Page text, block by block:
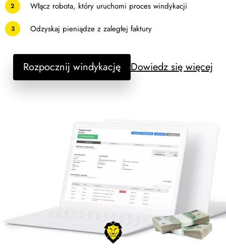
2 Włącz robota, który uruchomi proces windykacji
3 Odzyskaj pieniądze z zaległej faktury
Rozpocznij windykację Dowiedz się więcej